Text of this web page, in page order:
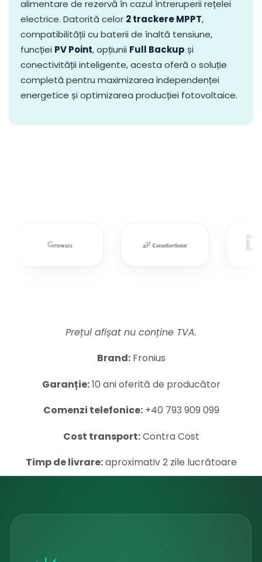
alimentare de rezervă în cazul întreruperii rețelei
electrice. Datorită celor 2 trackere MPPT,
compatibilității cu baterii de înaltă tensiune,
funcției PV Point, opțiunii Full Backup și
conectivității inteligente, acesta oferă o soluție
completă pentru maximizarea independenței
energetice și optimizarea producției fotovoltaice.
Prețul afișat nu conține TVA.
Brand:Fronius
Garanție:10 ani oferită de producător
Comenzi telefonice:+40 793 909 099
Cost transport:Contra Cost
Timp de livrare:aproximativ 2 zile lucrătoare